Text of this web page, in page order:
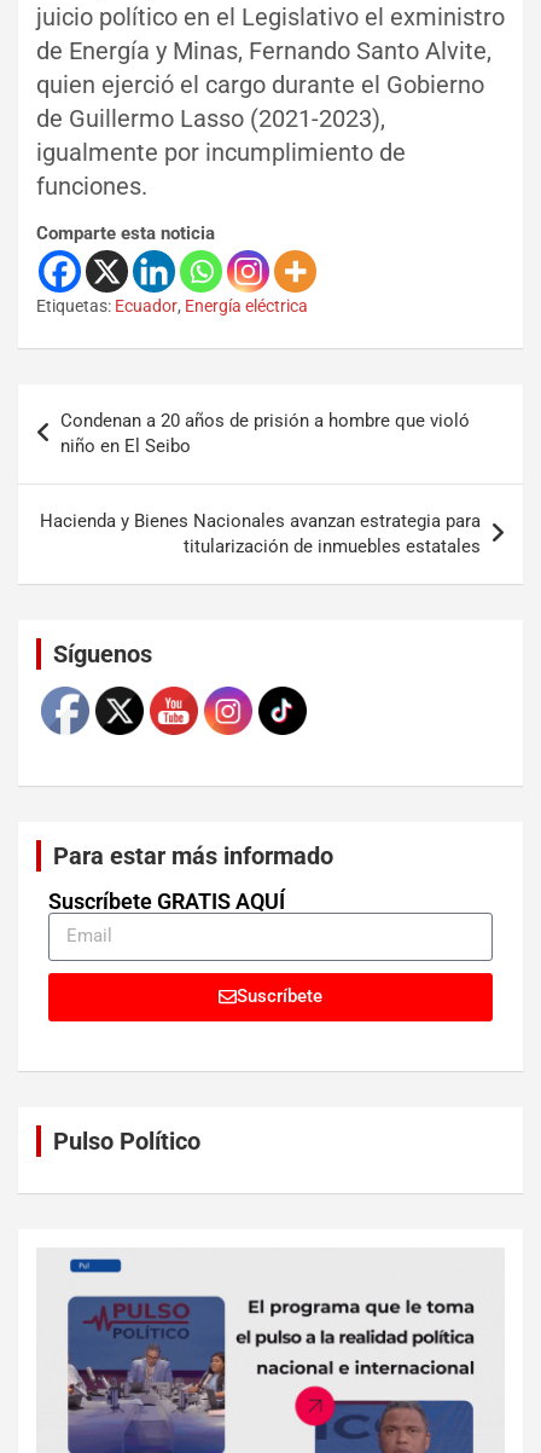
juicio político en el Legislativo el exministro
de Energía y Minas, Fernando Santo Alvite,
quien ejerció el cargo durante el Gobierno
de Guillermo Lasso (2021-2023),
igualmente por incumplimiento de
funciones.
Comparte esta noticia
Etiquetas: Ecuador, Energía eléctrica
Condenan a 20 años de prisión a hombre que violó
niño en El Seibo
Hacienda y Bienes Nacionales avanzan estrategia para
titularización de inmuebles estatales
Síguenos
Para estar más informado
Suscríbete GRATIS AQUÍ
Suscríbete
Pulso Político